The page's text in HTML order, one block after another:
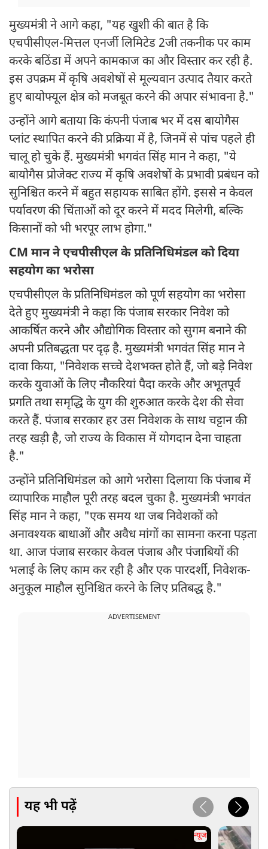
मुख्यमंत्री ने आगे कहा, "यह खुशी की बात है कि
एचपीसीएल-मित्तल एनर्जी लिमिटेड 2जी तकनीक पर काम
करके बठिंडा में अपने कामकाज का और विस्तार कर रही है.
इस उपक्रम में कृषि अवशेषों से मूल्यवान उत्पाद तैयार करते
हुए बायोफ्यूल क्षेत्र को मजबूत करने की अपार संभावना है."
उन्होंने आगे बताया कि कंपनी पंजाब भर में दस बायोगैस
प्लांट स्थापित करने की प्रक्रिया में है, जिनमें से पांच पहले ही
चालू हो चुके हैं. मुख्यमंत्री भगवंत सिंह मान ने कहा, "ये
बायोगैस प्रोजेक्ट राज्य में कृषि अवशेषों के प्रभावी प्रबंधन को
सुनिश्चित करने में बहुत सहायक साबित होंगे. इससे न केवल
पर्यावरण की चिंताओं को दूर करने में मदद मिलेगी, बल्कि
किसानों को भी भरपूर लाभ होगा."
CM मान ने एचपीसीएल के प्रतिनिधिमंडल को दिया
सहयोग का भरोसा
एचपीसीएल के प्रतिनिधिमंडल को पूर्ण सहयोग का भरोसा
देते हुए मुख्यमंत्री ने कहा कि पंजाब सरकार निवेश को
आकर्षित करने और औद्योगिक विस्तार को सुगम बनाने की
अपनी प्रतिबद्धता पर दृढ़ है. मुख्यमंत्री भगवंत सिंह मान ने
दावा किया, "निवेशक सच्चे देशभक्त होते हैं, जो बड़े निवेश
करके युवाओं के लिए नौकरियां पैदा करके और अभूतपूर्व
प्रगति तथा समृद्धि के युग की शुरुआत करके देश की सेवा
करते हैं. पंजाब सरकार हर उस निवेशक के साथ चट्टान की
तरह खड़ी है, जो राज्य के विकास में योगदान देना चाहता
है."
उन्होंने प्रतिनिधिमंडल को आगे भरोसा दिलाया कि पंजाब में
व्यापारिक माहौल पूरी तरह बदल चुका है. मुख्यमंत्री भगवंत
सिंह मान ने कहा, "एक समय था जब निवेशकों को
अनावश्यक बाधाओं और अवैध मांगों का सामना करना पड़ता
था. आज पंजाब सरकार केवल पंजाब और पंजाबियों की
भलाई के लिए काम कर रही है और एक पारदर्शी, निवेशक-
अनुकूल माहौल सुनिश्चित करने के लिए प्रतिबद्ध है."
ADVERTISEMENT
यह भी पढ़ें
न्यूज